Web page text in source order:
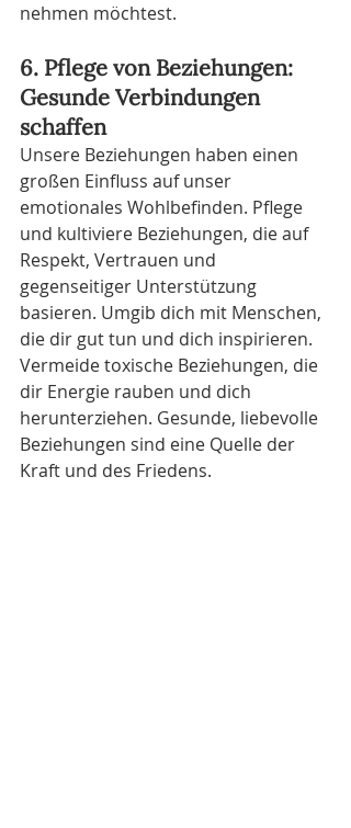
nehmen möchtest.
6. Pflege von Beziehungen:
Gesunde Verbindungen
schaffen
Unsere Beziehungen haben einen
großen Einfluss auf unser
emotionales Wohlbefinden. Pflege
und kultiviere Beziehungen, die auf
Respekt, Vertrauen und
gegenseitiger Unterstützung
basieren. Umgib dich mit Menschen,
die dir gut tun und dich inspirieren.
Vermeide toxische Beziehungen, die
dir Energie rauben und dich
herunterziehen. Gesunde, liebevolle
Beziehungen sind eine Quelle der
Kraft und des Friedens.